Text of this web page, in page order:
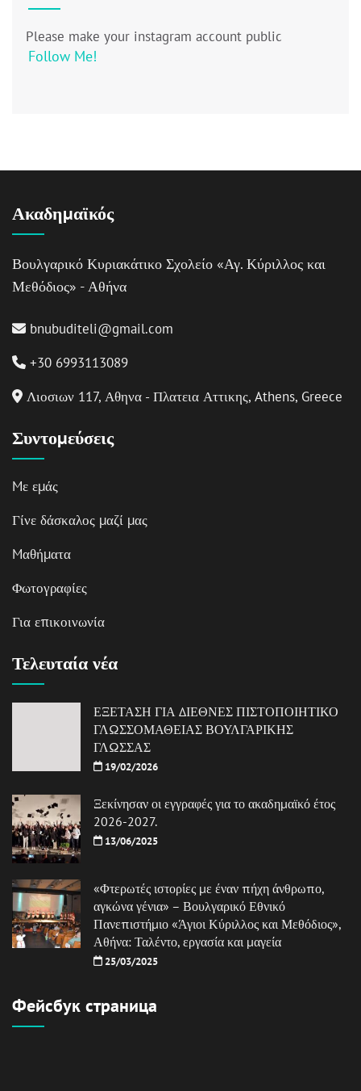
Please make your instagram account public
Follow Me!
Ακαδημαϊκός
Βουλγαρικό Κυριακάτικο Σχολείο «Αγ. Κύριλλος και
Μεθόδιος» - Αθήνα
bnubuditeli@gmail.com
+30 6993113089
Λιοσιων 117, Αθηνα - Πλατεια Αττικης, Athens, Greece
Συντομεύσεις
Mε εμάς
Γίνε δάσκαλος μαζί μας
Mαθήματα
Φωτογραφίες
Για επικοινωνία
Τελευταία νέα
ΕΞΕΤΑΣΗ ΓΙΑ ΔΙΕΘΝΕΣ ΠΙΣΤΟΠΟΙΗΤΙΚΟ
ΓΛΩΣΣΟΜΑΘΕΙΑΣ ΒΟΥΛΓΑΡΙΚΗΣ
ΓΛΩΣΣΑΣ
19/02/2026
Ξεκίνησαν οι εγγραφές για το ακαδημαϊκό έτος
2026-2027.
13/06/2025
«Φτερωτές ιστορίες με έναν πήχη άνθρωπο,
αγκώνα γένια» – Βουλγαρικό Εθνικό
Πανεπιστήμιο «Άγιοι Κύριλλος και Μεθόδιος»,
Αθήνα: Ταλέντο, εργασία και μαγεία
25/03/2025
Фейсбук страница